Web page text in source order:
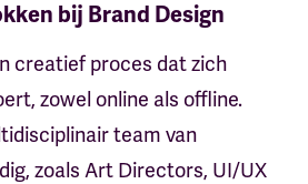
bij Brand Design
creatief proces dat zich
zowel online als offline.
team van
zoals Art Directors, UI/UX